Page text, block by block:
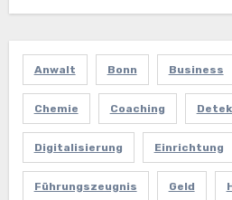
Anwalt Bonn Business
Chemie Coaching
Digitalisierung Einrichtung
Führungszeugnis Geld